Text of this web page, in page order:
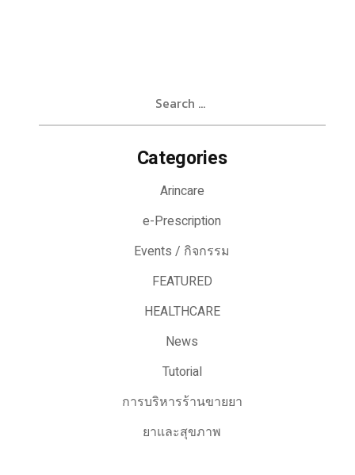
Categories
Arincare
e-Prescription
Events / กิจกรรม
FEATURED
HEALTHCARE
News
Tutorial
การบริหารร้านขายยา
ยาและสุขภาพ